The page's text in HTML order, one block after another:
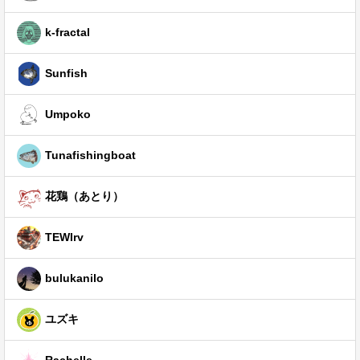
k-fractal
Sunfish
Umpoko
Tunafishingboat
花鶏（あとり）
TEWIrv
bulukanilo
ユズキ